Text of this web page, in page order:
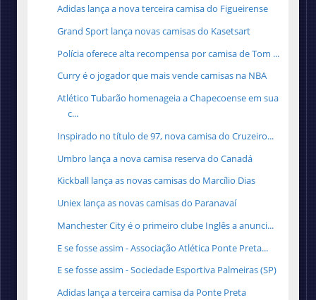
Adidas lança a nova terceira camisa do Figueirense
Grand Sport lança novas camisas do Kasetsart
Polícia oferece alta recompensa por camisa de Tom ...
Curry é o jogador que mais vende camisas na NBA
Atlético Tubarão homenageia a Chapecoense em sua
c...
Inspirado no título de 97, nova camisa do Cruzeiro...
Umbro lança a nova camisa reserva do Canadá
Kickball lança as novas camisas do Marcílio Dias
Uniex lança as novas camisas do Paranavaí
Manchester City é o primeiro clube Inglês a anunci...
E se fosse assim - Associação Atlética Ponte Preta...
E se fosse assim - Sociedade Esportiva Palmeiras (SP)
Adidas lança a terceira camisa da Ponte Preta